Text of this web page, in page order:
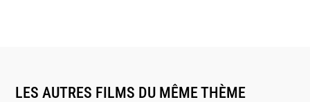
LES AUTRES FILMS DU MÊME THÈME